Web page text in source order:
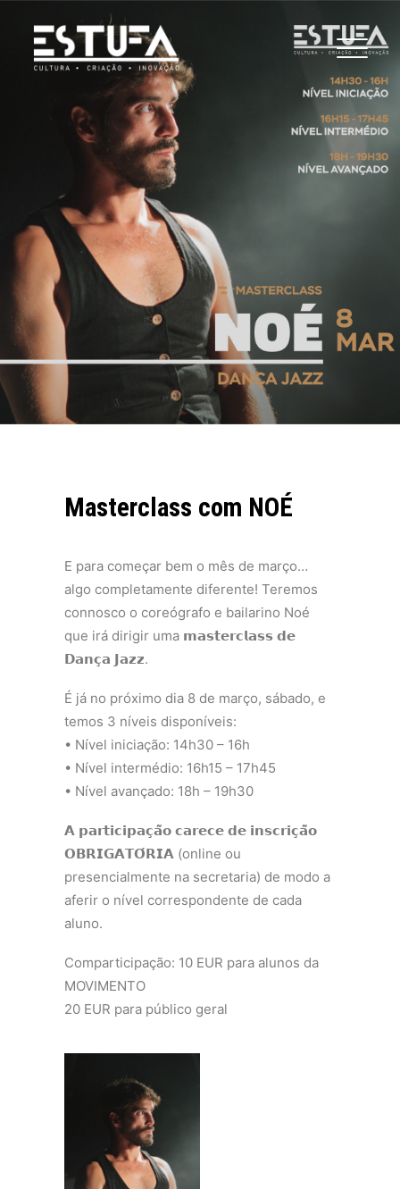
Masterclass com NOÉ
E para começar bem o mês de março…
algo completamente diferente! Teremos
connosco o coreógrafo e bailarino Noé
que irá dirigir uma 𝗺𝗮𝘀𝘁𝗲𝗿𝗰𝗹𝗮𝘀𝘀 𝗱𝗲
𝗗𝗮𝗻𝗰̧𝗮 𝗝𝗮𝘇𝘇.
É já no próximo dia 8 de março, sábado, e
temos 3 níveis disponíveis:
•⁠ ⁠Nível iniciação: 14h30 – 16h
•⁠ ⁠Nível intermédio: 16h15 – 17h45
•⁠ ⁠Nível avançado: 18h – 19h30
𝗔 𝗽𝗮𝗿𝘁𝗶𝗰𝗶𝗽𝗮𝗰̧𝗮̃𝗼 𝗰𝗮𝗿𝗲𝗰𝗲 𝗱𝗲 𝗶𝗻𝘀𝗰𝗿𝗶𝗰̧𝗮̃𝗼
𝗢𝗕𝗥𝗜𝗚𝗔𝗧𝗢́𝗥𝗜𝗔 (online ou
presencialmente na secretaria) de modo a
aferir o nível correspondente de cada
aluno.
Comparticipação: 10 EUR para alunos da
MOVIMENTO
20 EUR para público geral